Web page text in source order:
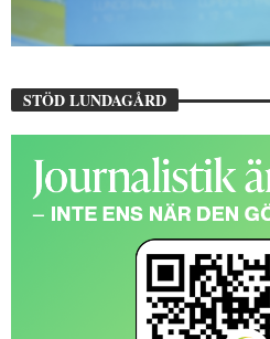
STÖD LUNDAGÅRD